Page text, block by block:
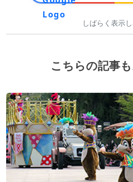
しばらく表示
こちらの記事